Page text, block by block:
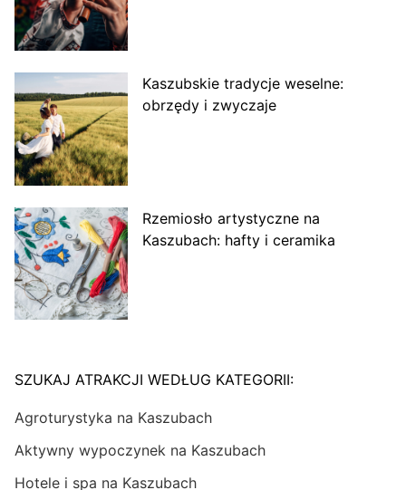
Kaszubskie tradycje weselne:
obrzędy i zwyczaje
Rzemiosło artystyczne na
Kaszubach: hafty i ceramika
SZUKAJ ATRAKCJI WEDŁUG KATEGORII:
Agroturystyka na Kaszubach
Aktywny wypoczynek na Kaszubach
Hotele i spa na Kaszubach